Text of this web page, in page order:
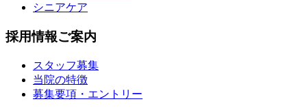
シニアケア
採用情報ご案内
スタッフ募集
当院の特徴
募集要項・エントリー